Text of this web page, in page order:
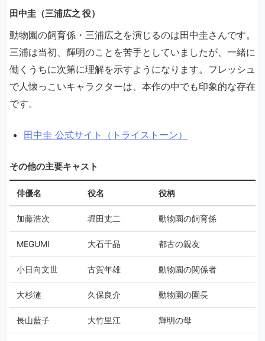
田中圭（三浦広之 役）
動物園の飼育係・三浦広之を演じるのは田中圭さんです。
三浦は当初、輝明のことを苦手としていましたが、一緒に
働くうちに次第に理解を示すようになります。フレッシュ
で人懐っこいキャラクターは、本作の中でも印象的な存在
です。
田中圭 公式サイト（トライストーン）
その他の主要キャスト
俳優名 役名 役柄
加藤浩次 堀田丈二 動物園の飼育係
MEGUMI 大石千晶 都古の親友
小日向文世 古賀年雄 動物園の関係者
大杉漣 久保良介 動物園の園長
長山藍子 大竹里江 輝明の母